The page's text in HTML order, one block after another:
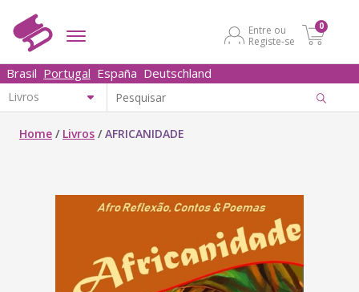
Entre ou
Registe-se
0
Brasil Portugal España Deutschland
Home / Livros /AFRICANIDADE